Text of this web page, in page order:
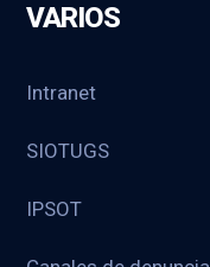
VARIOS
Intranet
SIOTUGS
IPSOT